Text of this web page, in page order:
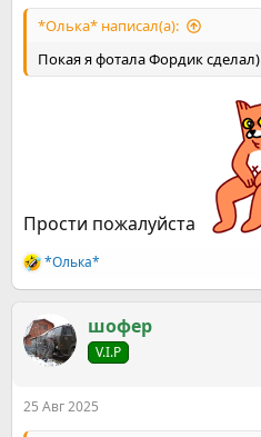
*Олька* написал(а):
Покая я фотала Фордик сделал)
Прости пожалуйста
Р
е
к
ц
и
*Олька*
шофер
V.I.P
25 Авг 2025